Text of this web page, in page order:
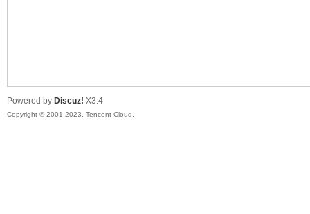
Powered by Discuz! X3.4
Copyright © 2001-2023, Tencent Cloud.